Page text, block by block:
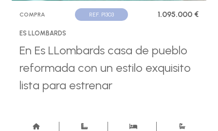
COMPRA REF. P1303 1.095.000 €
ES LLOMBARDS
En Es LLombards casa de pueblo
reformada con un estilo exquisito
lista para estrenar